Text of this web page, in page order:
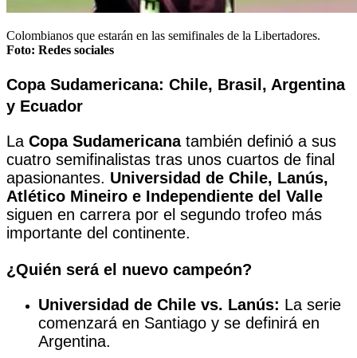
Colombianos que estarán en las semifinales de la Libertadores.
Foto: Redes sociales
Copa Sudamericana: Chile, Brasil, Argentina
y Ecuador
La Copa Sudamericanatambién definió a sus
cuatro semifinalistas tras unos cuartos de final
apasionantes. Universidad de Chile, Lanús,
Atlético Mineiro e Independiente del Valle
siguen en carrera por el segundo trofeo más
importante del continente.
¿Quién será el nuevo campeón?
Universidad de Chile vs. Lanús: La serie
comenzará en Santiago y se definirá en
Argentina.